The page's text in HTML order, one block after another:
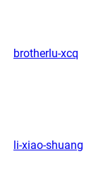
brotherlu-xcq
li-xiao-shuang